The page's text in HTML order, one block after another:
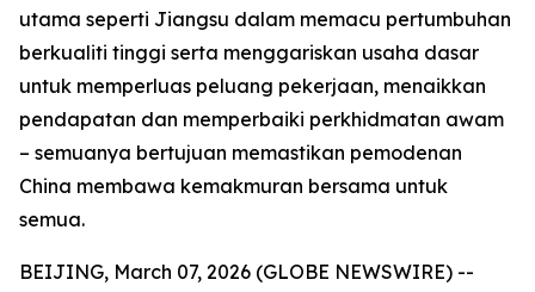
utama seperti Jiangsu dalam memacu pertumbuhan
berkualiti tinggi serta menggariskan usaha dasar
untuk memperluas peluang pekerjaan, menaikkan
pendapatan dan memperbaiki perkhidmatan awam
– semuanya bertujuan memastikan pemodenan
China membawa kemakmuran bersama untuk
semua.
BEIJING, March 07, 2026 (GLOBE NEWSWIRE) --